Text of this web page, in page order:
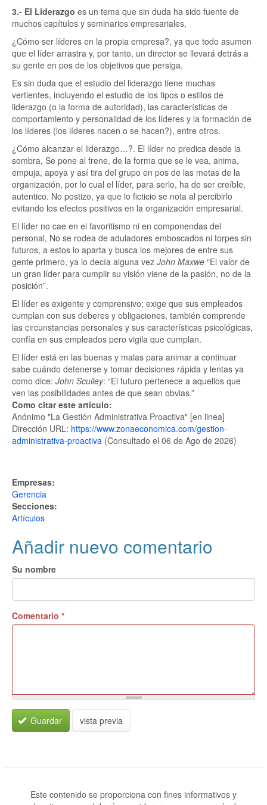
3.- El Liderazgo es un tema que sin duda ha sido fuente de
muchos capítulos y seminarios empresariales,
¿Cómo ser líderes en la propia empresa?, ya que todo asumen
que el líder arrastra y, por tanto, un director se llevará detrás a
su gente en pos de los objetivos que persiga.
Es sin duda que el estudio del liderazgo tiene muchas
vertientes, incluyendo el estudio de los tipos o estilos de
liderazgo (o la forma de autoridad), las características de
comportamiento y personalidad de los líderes y la formación de
los líderes (los líderes nacen o se hacen?), entre otros.
¿Cómo alcanzar el liderazgo…?. El líder no predica desde la
sombra, Se pone al frene, de la forma que se le vea, anima,
empuja, apoya y así tira del grupo en pos de las metas de la
organización, por lo cual el líder, para serlo, ha de ser creíble,
autentico. No postizo, ya que lo ficticio se nota al percibirlo
evitando los efectos positivos en la organización empresarial.
El líder no cae en el favoritismo ni en componendas del
personal, No se rodea de aduladores emboscados ni torpes sin
futuros, a estos lo aparta y busca los mejores de entre sus
gente primero, ya lo decía alguna vez John Maxwe El valor de
un gran líder para cumplir su visión viene de la pasión, no de la
posición .
El líder es exigente y comprensivo; exige que sus empleados
cumplan con sus deberes y obligaciones, también comprende
las circunstancias personales y sus características psicológicas,
confía en sus empleados pero vigila que cumplan.
El líder está en las buenas y malas para animar a continuar
sabe cuándo detenerse y tomar decisiones rápida y lentas ya
como dice: John Sculley: El futuro pertenece a aquellos que
ven las posibilidades antes de que sean obvias.
Como citar este artículo:
Anónimo "La Gestión Administrativa Proactiva" [en linea]
Dirección URL: https://www.zonaeconomica.com/gestion-
administrativa-proactiva (Consultado el 06 de Ago de 2026)
Empresas:
Gerencia
Secciones:
Artículos
Añadir nuevo comentario
Su nombre
Comentario *
Guardar vista previa
Este contenido se proporciona con fines informativos y